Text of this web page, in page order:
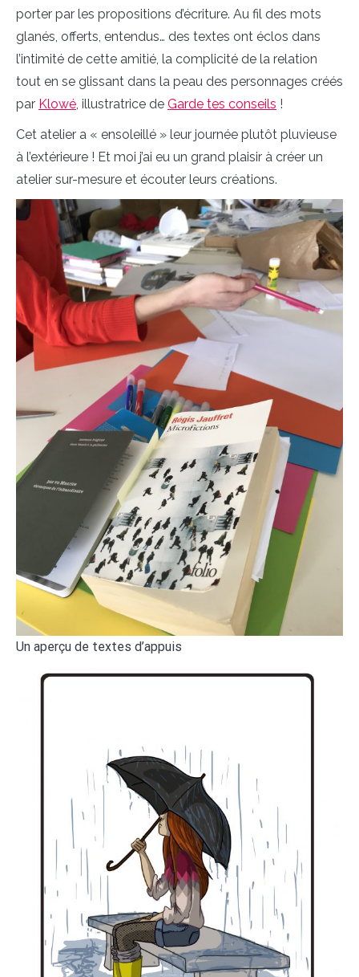
porter par les propositions d’écriture. Au fil des mots
glanés, offerts, entendus… des textes ont éclos dans
l’intimité de cette amitié, la complicité de la relation
tout en se glissant dans la peau des personnages créés
par Klowé, illustratrice de Garde tes conseils !
Cet atelier a « ensoleillé » leur journée plutôt pluvieuse
à l’extérieure ! Et moi j’ai eu un grand plaisir à créer un
atelier sur-mesure et écouter leurs créations.
Un aperçu de textes d’appuis